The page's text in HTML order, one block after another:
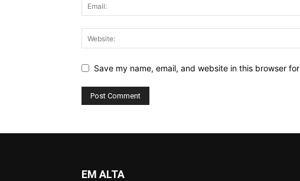
Save my name, email, and website in this browser
EM ALTA